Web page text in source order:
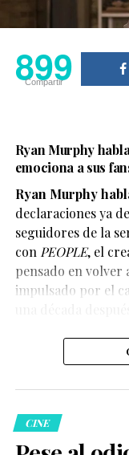
En el escenario,
aspectos de su
bienestar y
899
Compartir
Ryan Murphy
emociona a sus
Ryan Murphy
declaraciones ya
seguidores de la
con PEOPLE, el
pensado en
impulsado por el
CINE